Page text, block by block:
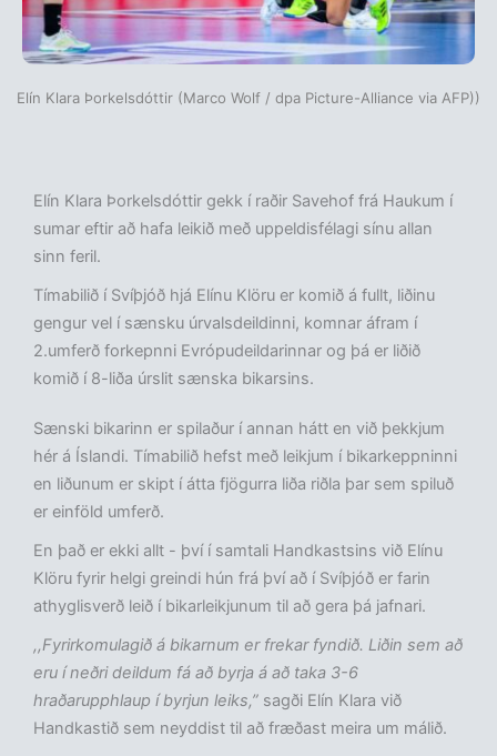
Elín Klara Þorkelsdóttir (Marco Wolf / dpa Picture-Alliance via AFP))
Elín Klara Þorkelsdóttir gekk í raðir Savehof frá Haukum í
sumar eftir að hafa leikið með uppeldisfélagi sínu allan
sinn feril.
Tímabilið í Svíþjóð hjá Elínu Klöru er komið á fullt, liðinu
gengur vel í sænsku úrvalsdeildinni, komnar áfram í
2.umferð forkepnni Evrópudeildarinnar og þá er liðið
komið í 8-liða úrslit sænska bikarsins.
Sænski bikarinn er spilaður í annan hátt en við þekkjum
hér á Íslandi. Tímabilið hefst með leikjum í bikarkeppninni
en liðunum er skipt í átta fjögurra liða riðla þar sem spiluð
er einföld umferð.
En það er ekki allt - því í samtali Handkastsins við Elínu
Klöru fyrir helgi greindi hún frá því að í Svíþjóð er farin
athyglisverð leið í bikarleikjunum til að gera þá jafnari.
,,Fyrirkomulagið á bikarnum er frekar fyndið. Liðin sem að
eru í neðri deildum fá að byrja á að taka 3-6
hraðarupphlaup í byrjun leiks,” sagði Elín Klara við
Handkastið sem neyddist til að fræðast meira um málið.